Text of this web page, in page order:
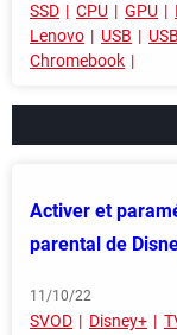
SSD
CPU GPU
Lenovo
USB
Chromebook
Activer et
parental de
11/10/22
SVOD Disney+